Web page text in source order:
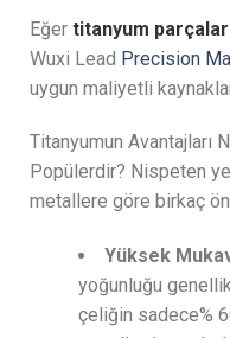
Eğer titanyum parçalar
Wuxi Lead Precision
uygun maliyetli
Titanyumun Avantajları
Popülerdir? Nispeten
metallere göre birkaç
Yüksek
yoğunluğu
çeliğin sadece%